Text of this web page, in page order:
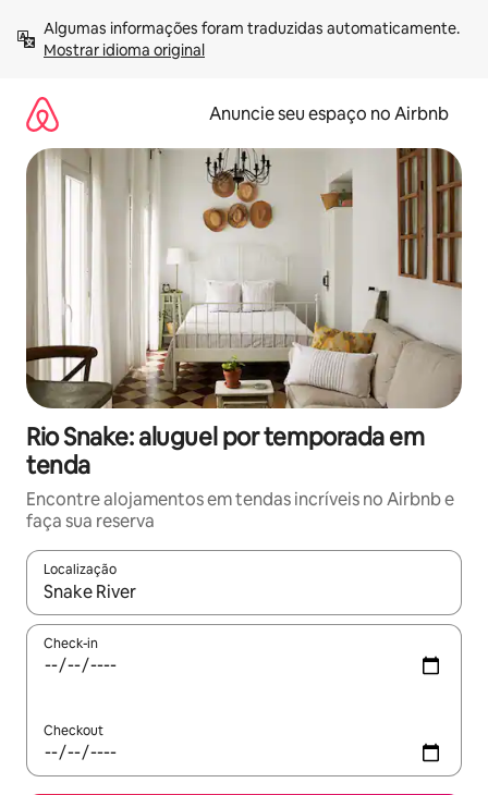
para
Mostrar idioma original
Anuncie seu espaço no Airbnb
Rio Snake: aluguel por temporada em
tenda
Encontre alojamentos em tendas incríveis no Airbnb e
faça sua reserva
Localização
Quando os resultados estiverem disponíveis, explore-os
Check-in
Checkout